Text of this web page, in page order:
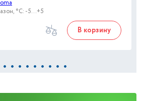
°C: -5...+5
В корзину